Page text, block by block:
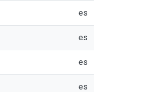
es
es
es
es